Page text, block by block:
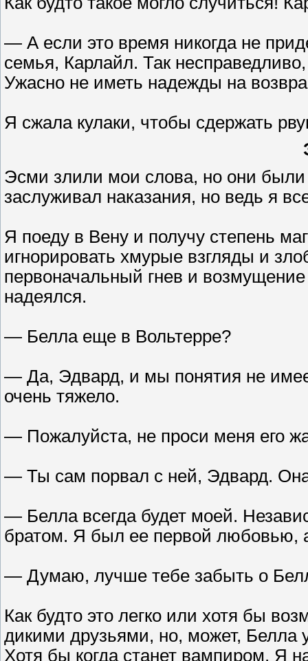
— А если это время никогда не
семья, Карлайл. Так
Ужасно не иметь надежды на
Я сжала кулаки, чтобы сдержать
Эсми злили мои слова, но они
заслуживал наказания, но ведь я
Я поеду в Вену и получу степень
игнорировать хмурые взгляды и
первоначальный гнев и
надеялся.
— Белла еще в Вольтерре?
— Да, Эдвард, и мы понятия не
очень тяжело.
— Пожалуйста, не проси меня его
— Ты сам порвал с ней, Эдвард.
— Белла всегда будет моей.
братом. Я был ее первой любовью,
— Думаю, лучше тебе забыть о
Как будто это легко или хотя бы
дикими друзьями, но, может, Белла
Хотя бы когда станет вампиром. Я